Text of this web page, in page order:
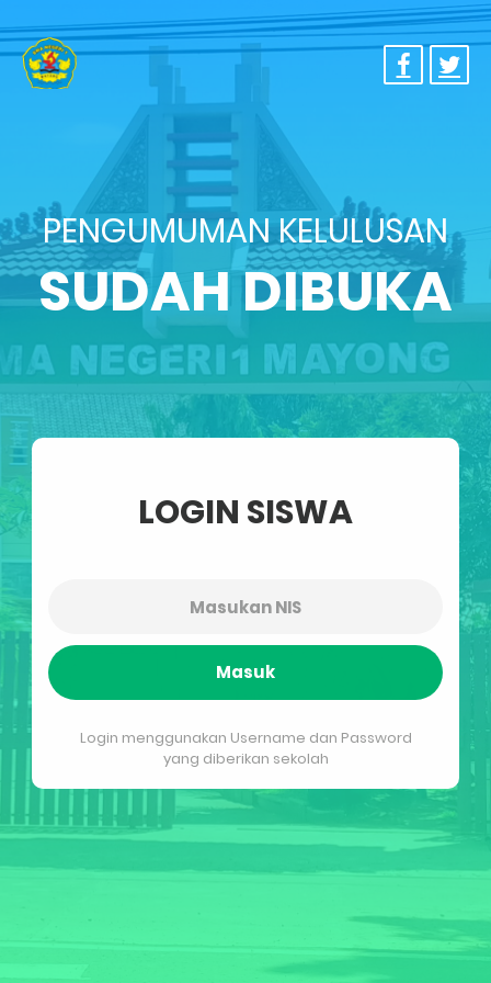
PENGUMUMAN KELULUSAN
SUDAH DIBUKA
LOGIN SISWA
Masuk
Login menggunakan Username dan Password
yang diberikan sekolah